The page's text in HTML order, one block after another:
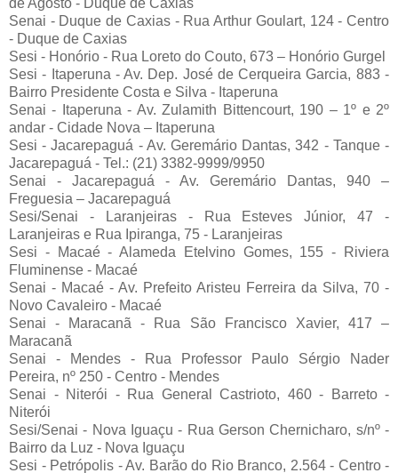
Senai - Duque de Caxias - Rua Arthur Goulart, 124 - Centro
- Duque de Caxias
Sesi - Honório - Rua Loreto do Couto, 673 – Honório Gurgel
Sesi - Itaperuna - Av. Dep. José de Cerqueira Garcia, 883 -
Bairro Presidente Costa e Silva - Itaperuna
Senai - Itaperuna - Av. Zulamith Bittencourt, 190 – 1º e 2º
andar - Cidade Nova – Itaperuna
Sesi - Jacarepaguá - Av. Geremário Dantas, 342 - Tanque -
Jacarepaguá - Tel.: (21) 3382-9999/9950
Senai - Jacarepaguá - Av. Geremário Dantas, 940 –
Freguesia – Jacarepaguá
Sesi/Senai - Laranjeiras - Rua Esteves Júnior, 47 -
Laranjeiras e Rua Ipiranga, 75 - Laranjeiras
Sesi - Macaé - Alameda Etelvino Gomes, 155 - Riviera
Fluminense - Macaé
Senai - Macaé - Av. Prefeito Aristeu Ferreira da Silva, 70 -
Novo Cavaleiro - Macaé
Senai - Maracanã - Rua São Francisco Xavier, 417 –
Maracanã
Senai - Mendes - Rua Professor Paulo Sérgio Nader
Pereira, nº 250 - Centro - Mendes
Senai - Niterói - Rua General Castrioto, 460 - Barreto -
Niterói
Sesi/Senai - Nova Iguaçu - Rua Gerson Chernicharo, s/nº -
Bairro da Luz - Nova Iguaçu
Sesi - Petrópolis - Av. Barão do Rio Branco, 2.564 - Centro -